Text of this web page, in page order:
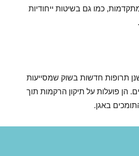
כמו גם בשיטות ייחודיות
תרופות חדשות בשוק שמסייעות
הן פועלות על תיקון הרקמות תוך
באגן.